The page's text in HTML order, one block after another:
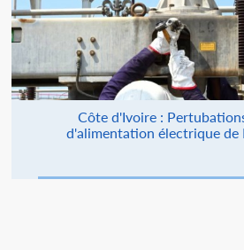
Côte d'Ivoire :
d'alimentation électrique de